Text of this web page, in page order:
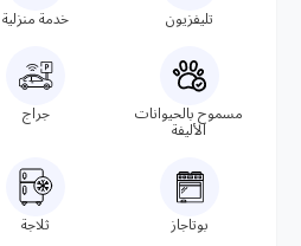
تليفزيون خدمة منزلية
مسموح بالحيوانات
الأليفة
جراج
بوتاجاز ثلاجة